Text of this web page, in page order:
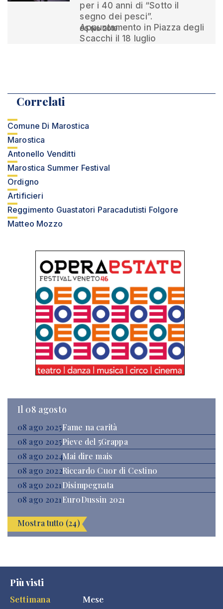
per i 40 anni di “Sotto il
segno dei pesci”.
Appuntamento in Piazza degli
Scacchi il 18 luglio
05 feb 2019
Correlati
Comune Di Marostica
Marostica
Antonello Venditti
Marostica Summer Festival
Ordigno
Artificieri
Reggimento Guastatori Paracadutisti Folgore
Matteo Mozzo
Il 08 agosto
08 ago 2025Fame na carità
08 ago 2025Pieve del 5Grappa
08 ago 2024Mai dire mais
08 ago 2022Riccardo Cuor di Cestino
08 ago 2021Disimpegnata
08 ago 2021EuroDussin 2021
Mostra tutto (24)
Più visti
Settimana
Mese